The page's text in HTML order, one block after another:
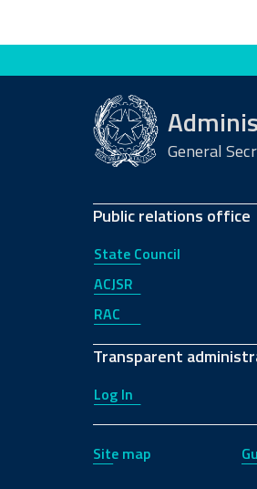
Evaluate this site
General
Public relations office
State Council
ACJSR
RAC
Transparent
Log In
Site map